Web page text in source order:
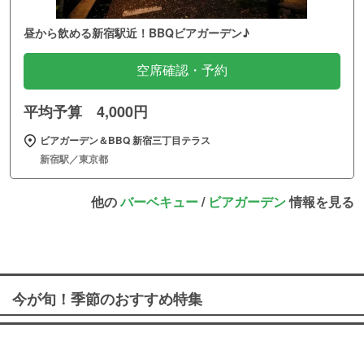
昼から飲める新宿駅近！BBQビアガーデン♪
空席確認・予約
平均予算 4,000円
ビアガーデン＆BBQ 新宿三丁目テラス
新宿駅／東京都
他のバーベキュー/ ビアガーデン情報を見る
今が旬！季節のおすすめ特集